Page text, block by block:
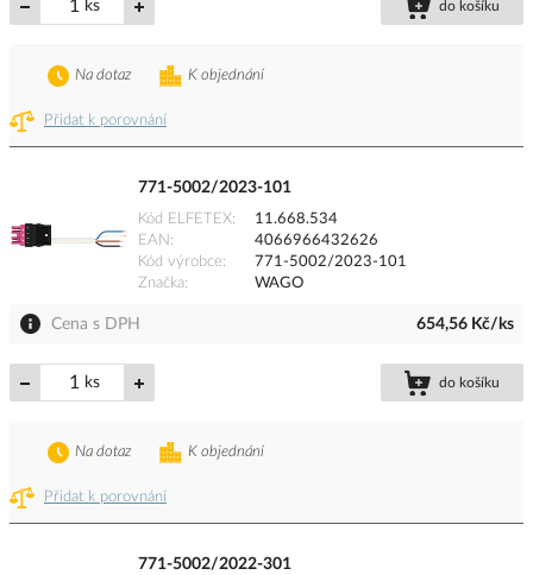
ks do košíku
Přidat k porovnání
K objednání
Na dotaz
771-5002/2023-101
Kód ELFETEX
11.668.534
EAN
4066966432626
Kód výrobce
771-5002/2023-101
Značka
WAGO
Cena s DPH 654,56 Kč/ks
ks do košíku
Přidat k porovnání
K objednání
Na dotaz
771-5002/2022-301